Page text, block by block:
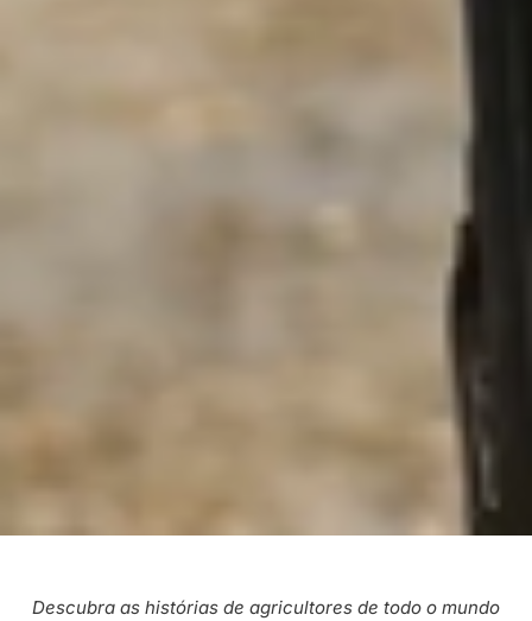
Descubra as histórias de agricultores de todo o mundo